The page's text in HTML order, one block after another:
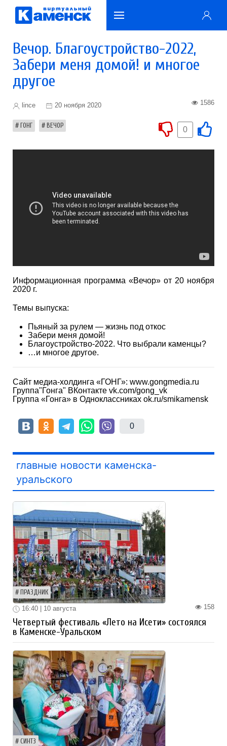
Вечор. Благоустройство-2022,
Забери меня домой! и многое
другое
lince 20 ноября 2020 1586
ГОНГ ВЕЧОР 0
Информационная программа «Вечор» от 20 ноября
2020 г.
Темы выпуска:
Пьяный за рулем — жизнь под откос
Забери меня домой!
Благоустройство-2022. Что выбрали каменцы?
…и многое другое.
Сайт медиа-холдинга «ГОНГ»: www.gongmedia.ru
Группа"Гонга" ВКонтакте vk.com/gong_vk
Группа «Гонга» в Одноклассниках ok.ru/smikamensk
0
главные новости каменска-
уральского
ПРАЗДНИК
158
16:40 | 10 августа
Четвертый фестиваль «Лето на Исети» состоялся
в Каменске-Уральском
СИНТЗ